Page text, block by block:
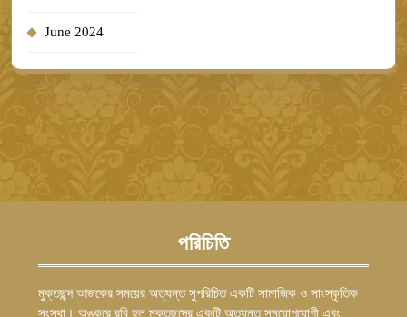
June 2024
পরিচিতি
মুক্তছন্দ আজকের সময়ের অত্যন্ত সুপরিচিত একটি সামাজিক ও সাংস্কৃতিক
সংস্থা। অঙ্কুরে রবি হল মুক্তছন্দের একটি অত্যন্ত সময়োপযোগী এবং